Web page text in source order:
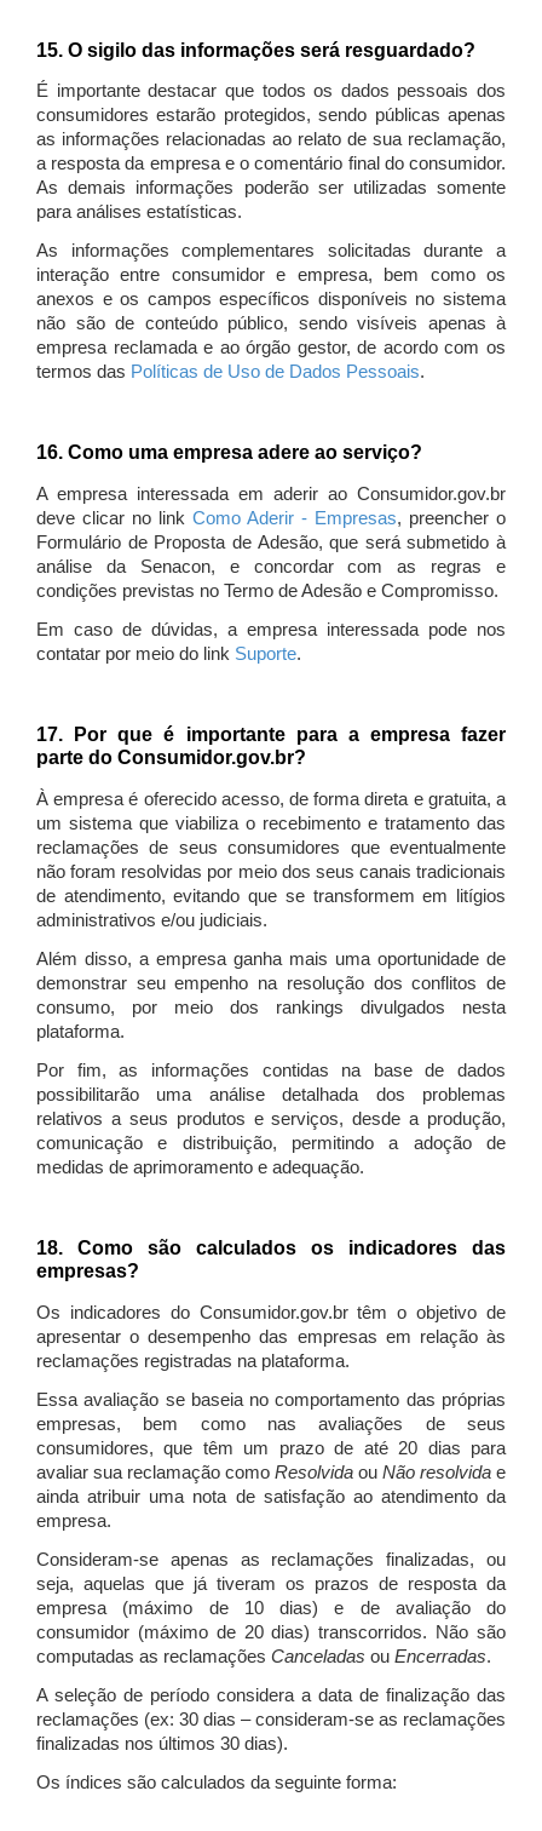
15. O sigilo das informações será resguardado?
É importante destacar que todos os dados pessoais dos
consumidores estarão protegidos, sendo públicas apenas
as informações relacionadas ao relato de sua reclamação,
a resposta da empresa e o comentário final do consumidor.
As demais informações poderão ser utilizadas somente
para análises estatísticas.
As informações complementares solicitadas durante a
interação entre consumidor e empresa, bem como os
anexos e os campos específicos disponíveis no sistema
não são de conteúdo público, sendo visíveis apenas à
empresa reclamada e ao órgão gestor, de acordo com os
termos das Políticas de Uso de Dados Pessoais.
16. Como uma empresa adere ao serviço?
A empresa interessada em aderir ao Consumidor.gov.br
deve clicar no link Como Aderir - Empresas, preencher o
Formulário de Proposta de Adesão, que será submetido à
análise da Senacon, e concordar com as regras e
condições previstas no Termo de Adesão e Compromisso.
Em caso de dúvidas, a empresa interessada pode nos
contatar por meio do link Suporte.
17. Por que é importante para a empresa fazer
parte do Consumidor.gov.br?
À empresa é oferecido acesso, de forma direta e gratuita, a
um sistema que viabiliza o recebimento e tratamento das
reclamações de seus consumidores que eventualmente
não foram resolvidas por meio dos seus canais tradicionais
de atendimento, evitando que se transformem em litígios
administrativos e/ou judiciais.
Além disso, a empresa ganha mais uma oportunidade de
demonstrar seu empenho na resolução dos conflitos de
consumo, por meio dos rankings divulgados nesta
plataforma.
Por fim, as informações contidas na base de dados
possibilitarão uma análise detalhada dos problemas
relativos a seus produtos e serviços, desde a produção,
comunicação e distribuição, permitindo a adoção de
medidas de aprimoramento e adequação.
18. Como são calculados os indicadores das
empresas?
Os indicadores do Consumidor.gov.br têm o objetivo de
apresentar o desempenho das empresas em relação às
reclamações registradas na plataforma.
Essa avaliação se baseia no comportamento das próprias
empresas, bem como nas avaliações de seus
consumidores, que têm um prazo de até 20 dias para
avaliar sua reclamação como Resolvida ou Não resolvida e
ainda atribuir uma nota de satisfação ao atendimento da
empresa.
Consideram-se apenas as reclamações finalizadas, ou
seja, aquelas que já tiveram os prazos de resposta da
empresa (máximo de 10 dias) e de avaliação do
consumidor (máximo de 20 dias) transcorridos. Não são
computadas as reclamações Canceladas ou Encerradas.
A seleção de período considera a data de finalização das
reclamações (ex: 30 dias – consideram-se as reclamações
finalizadas nos últimos 30 dias).
Os índices são calculados da seguinte forma: